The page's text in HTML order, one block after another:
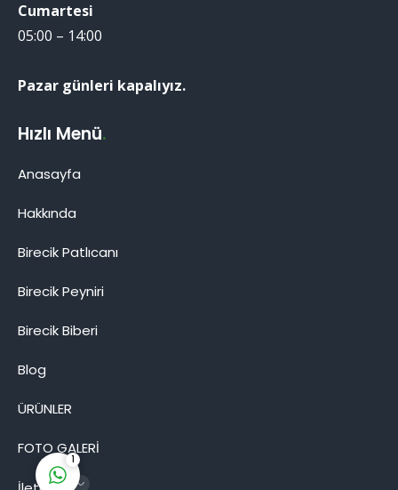
Cumartesi
05:00 – 14:00
Pazar günleri kapalıyız.
Hızlı Menü.
Anasayfa
Hakkında
Birecik Patlıcanı
Birecik Peyniri
Birecik Biberi
Blog
ÜRÜNLER
FOTO GALERİ
1